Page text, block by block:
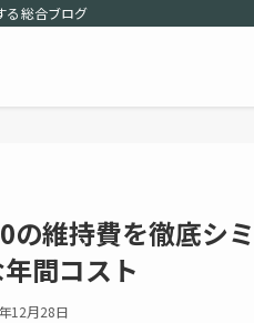
る総合ブログ
の維持費を徹底シ
間コスト
12月28日